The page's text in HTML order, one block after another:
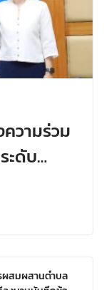
ะดับ
องครัว
ผสมผสานตำบล